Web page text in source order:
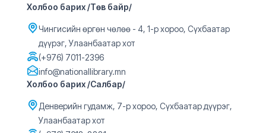
Холбоо барих /Төв байр/
Чингисийн өргөн чөлөө - 4, 1-р хороо, Сүхбаатар
дүүрэг, Улаанбаатар хот
(+976) 7011-2396
info@nationallibrary.mn
Холбоо барих /Салбар/
Денверийн гудамж, 7-р хороо, Сүхбаатар дүүрэг,
Улаанбаатар хот